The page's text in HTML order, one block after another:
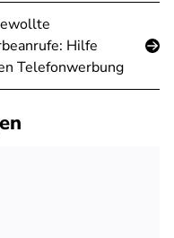
Hilfe
Telefonwerbung